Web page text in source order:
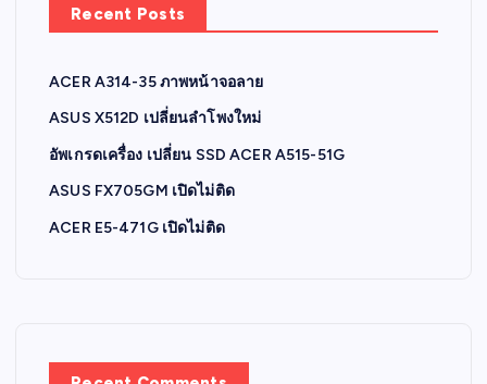
g
i
n
o
Recent Posts
ACER A314-35 ภาพหน้าจอลาย
ASUS X512D เปลี่ยนลำโพงใหม่
อัพเกรดเครื่อง เปลี่ยน SSD ACER A515-51G
ASUS FX705GM เปิดไม่ติด
ACER E5-471G เปิดไม่ติด